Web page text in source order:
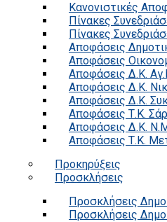
Κανονιστικές
Πίνακες
Πίνακες
Αποφάσεις
Αποφάσεις
Αποφάσεις Δ.Κ.
Αποφάσεις Δ.Κ.
Αποφάσεις Δ.Κ.
Αποφάσεις Τ.Κ.
Αποφάσεις Δ.Κ.
Αποφάσεις Τ.Κ.
Προκηρύξεις
Προσκλήσεις
Προσκλήσεις
Προσκλήσεις